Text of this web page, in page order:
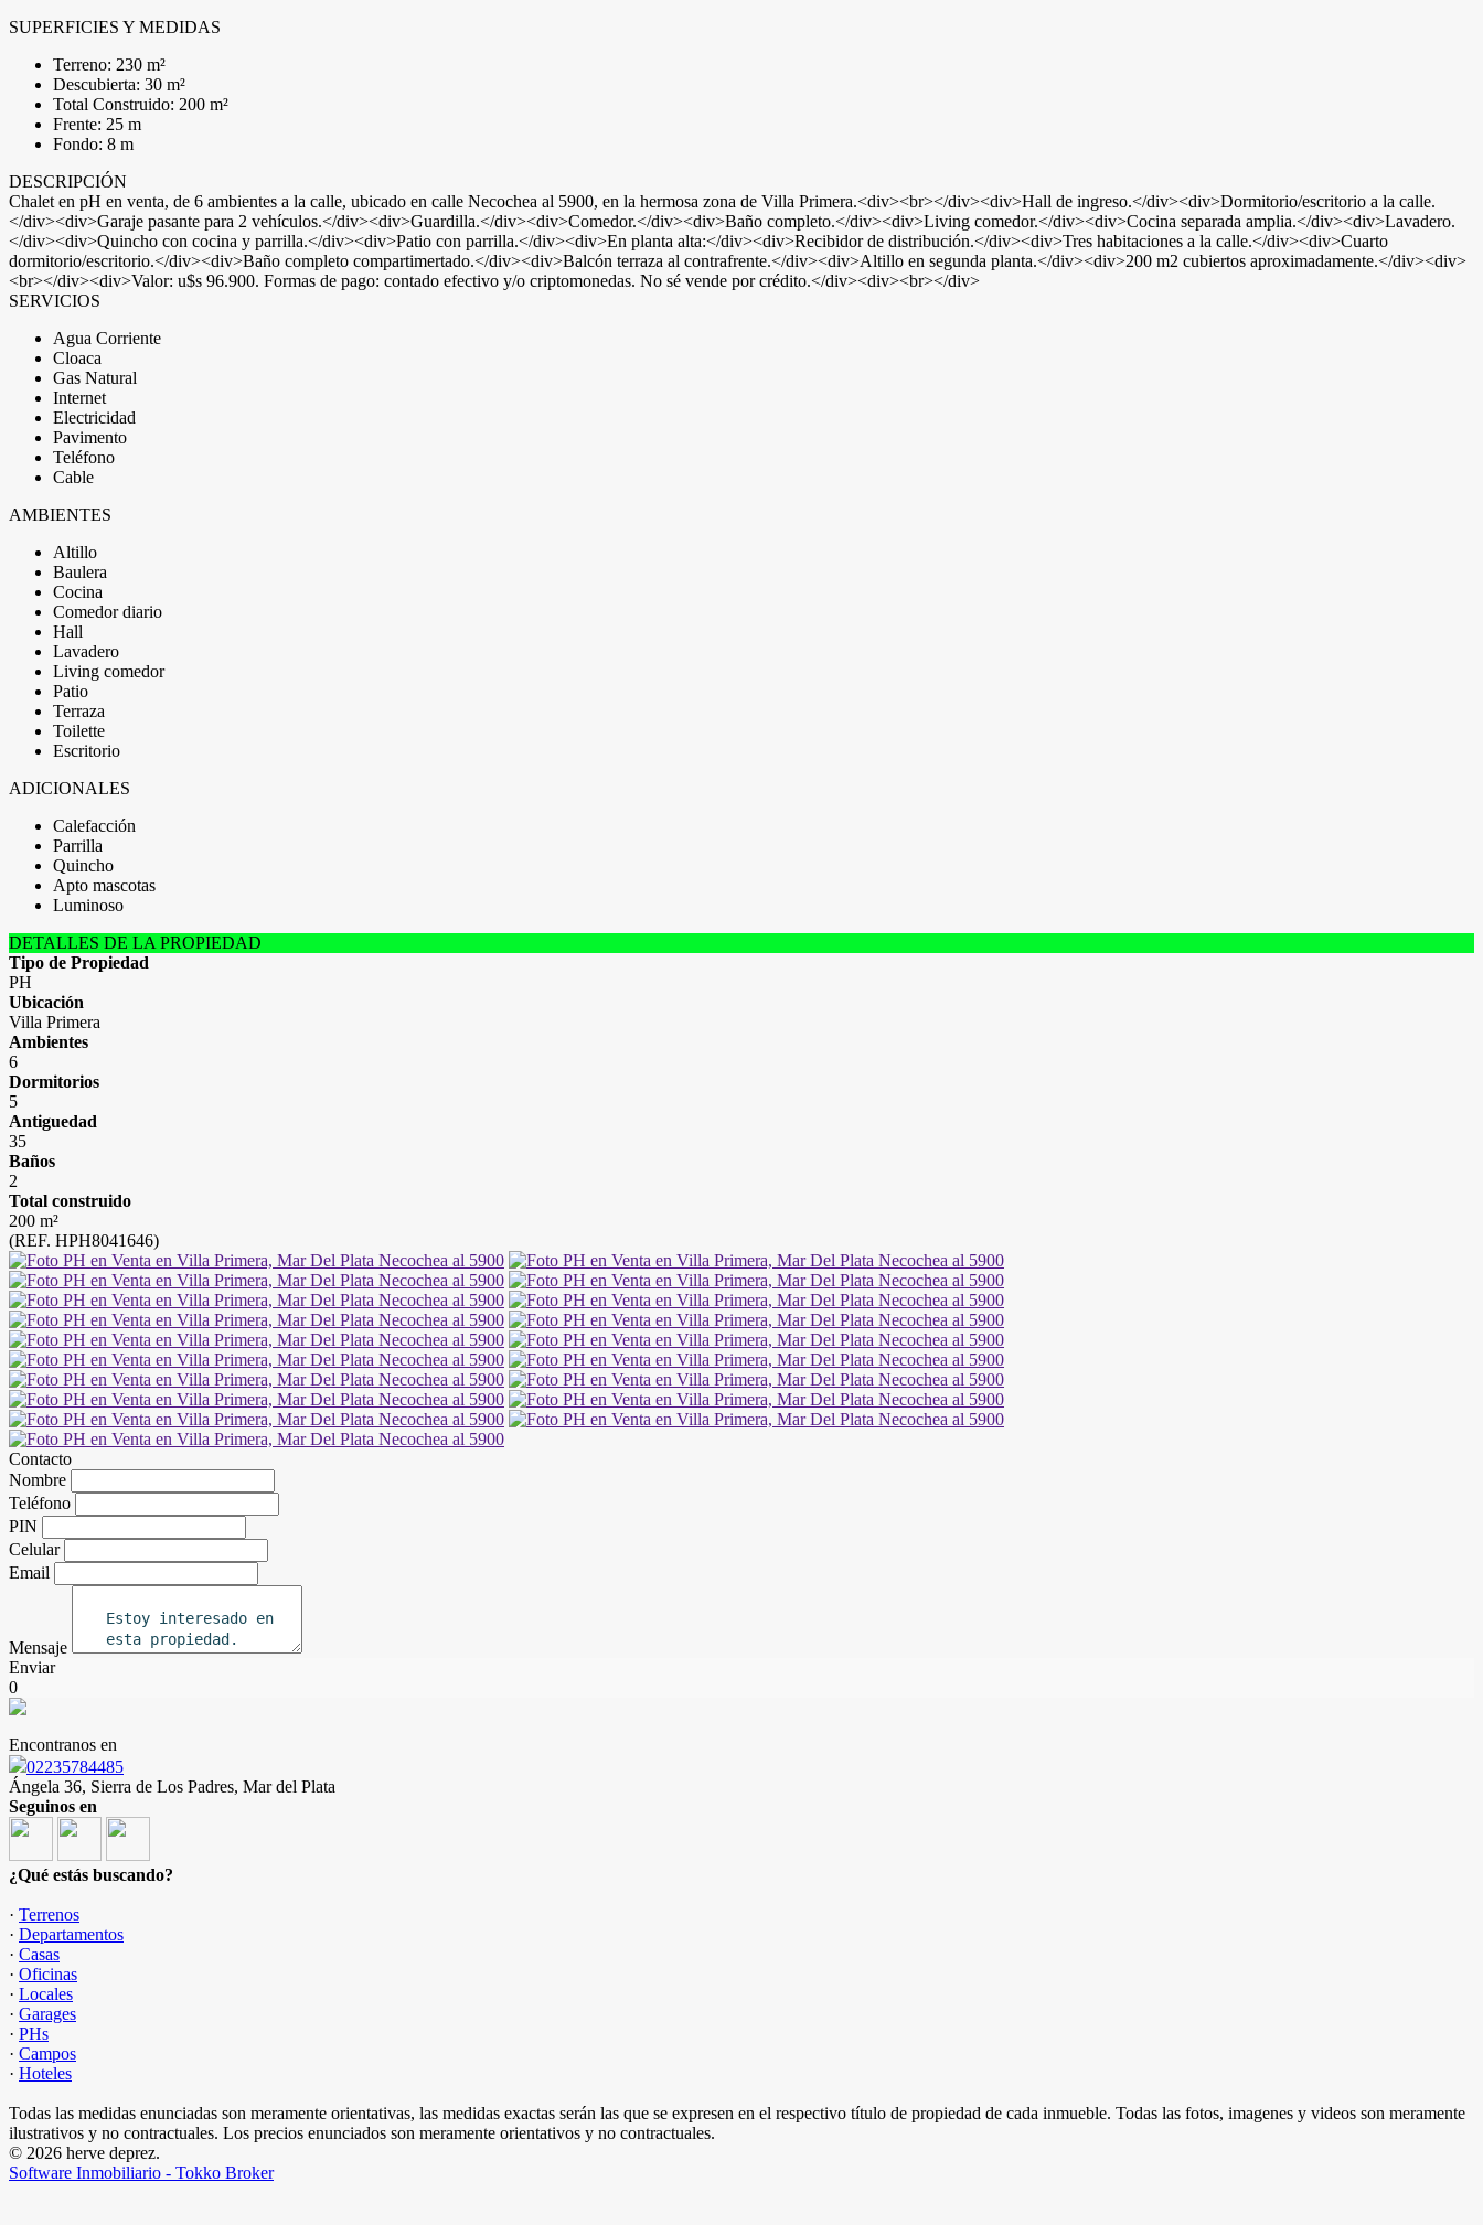
SUPERFICIES Y MEDIDAS
Terreno: 230 m²
Descubierta: 30 m²
Total Construido: 200 m²
Frente: 25 m
Fondo: 8 m
DESCRIPCIÓN
Chalet en pH en venta, de 6 ambientes a la calle, ubicado en calle Necochea al 5900, en la hermosa zona de Villa Primera.<div><br></div><div>Hall de ingreso.</div><div>Dormitorio/escritorio a la calle.
</div><div>Garaje pasante para 2 vehículos.</div><div>Guardilla.</div><div>Comedor.</div><div>Baño completo.</div><div>Living comedor.</div><div>Cocina separada amplia.</div><div>Lavadero.
</div><div>Quincho con cocina y parrilla.</div><div>Patio con parrilla.</div><div>En planta alta:</div><div>Recibidor de distribución.</div><div>Tres habitaciones a la calle.</div><div>Cuarto
dormitorio/escritorio.</div><div>Baño completo compartimertado.</div><div>Balcón terraza al contrafrente.</div><div>Altillo en segunda planta.</div><div>200 m2 cubiertos aproximadamente.</div><div>
<br></div><div>Valor: u$s 96.900. Formas de pago: contado efectivo y/o criptomonedas. No sé vende por crédito.</div><div><br></div>
SERVICIOS
Agua Corriente
Cloaca
Gas Natural
Internet
Electricidad
Pavimento
Teléfono
Cable
AMBIENTES
Altillo
Baulera
Cocina
Comedor diario
Hall
Lavadero
Living comedor
Patio
Terraza
Toilette
Escritorio
ADICIONALES
Calefacción
Parrilla
Quincho
Apto mascotas
Luminoso
DETALLES DE LA PROPIEDAD
Tipo de Propiedad
PH
Ubicación
Villa Primera
Ambientes
6
Dormitorios
5
Antiguedad
35
Baños
2
Total construido
200 m²
(REF. HPH8041646)
Contacto
Nombre
Teléfono
PIN
Celular
Email
Mensaje
Enviar
0
Encontranos en
02235784485
Ángela 36, Sierra de Los Padres, Mar del Plata
Seguinos en
¿Qué estás buscando?
· Terrenos
· Departamentos
· Casas
· Oficinas
· Locales
· Garages
· PHs
· Campos
· Hoteles
Todas las medidas enunciadas son meramente orientativas, las medidas exactas serán las que se expresen en el respectivo título de propiedad de cada inmueble. Todas las fotos, imagenes y videos son meramente
ilustrativos y no contractuales. Los precios enunciados son meramente orientativos y no contractuales.
© 2026 herve deprez.
Software Inmobiliario - Tokko Broker